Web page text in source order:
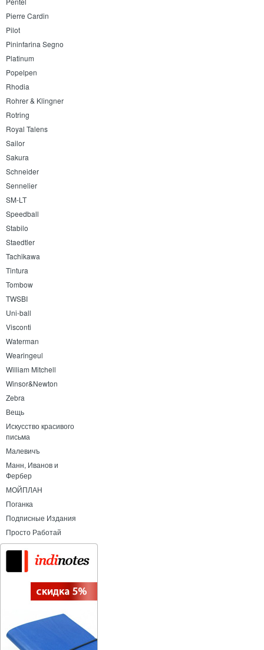
Pierre Cardin
Pilot
Pininfarina Segno
Platinum
Popelpen
Rhodia
Rohrer & Klingner
Rotring
Royal Talens
Sailor
Sakura
Schneider
Sennelier
SM-LT
Speedball
Stabilo
Staedtler
Tachikawa
Tintura
Tombow
TWSBI
Uni-ball
Visconti
Waterman
Wearingeul
William Mitchell
Winsor&Newton
Zebra
Вещь
Искусство красивого
письма
Малевичъ
Манн, Иванов и
Фербер
МОЙПЛАН
Поганка
Подписные Издания
Просто Работай